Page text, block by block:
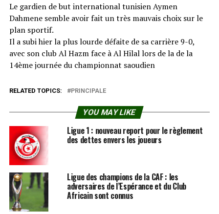
Le gardien de but international tunisien Aymen
Dahmene semble avoir fait un très mauvais choix sur le
plan sportif.
Il a subi hier la plus lourde défaite de sa carrière 9-0,
avec son club Al Hazm face à Al Hilal lors de la de la
14ème journée du championnat saoudien
RELATED TOPICS: PRINCIPALE
YOU MAY LIKE
Ligue 1 : nouveau report pour le règlement
des dettes envers les joueurs
Ligue des champions de la CAF : les
adversaires de l’Espérance et du Club
Africain sont connus